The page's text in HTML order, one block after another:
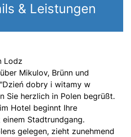
& Leistungen
Lodz
Mikulov, Brünn und
dobry i witamy w
Sie herzlich in Polen begrüßt.
Hotel beginnt Ihre
Stadtrundgang.
gelegen, zieht zunehmend